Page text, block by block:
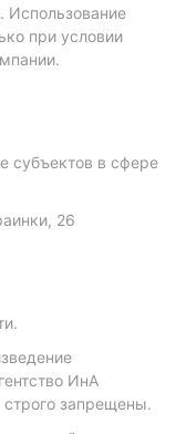
Использование
при условии
субъектов в сфере
26
ИнА
строго запрещены.